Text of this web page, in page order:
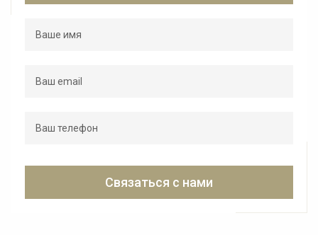
Связаться с нами